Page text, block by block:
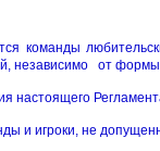
команды
независимо от формы
настоящего
и игроки, не